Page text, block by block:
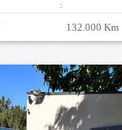
:
132.000 Km